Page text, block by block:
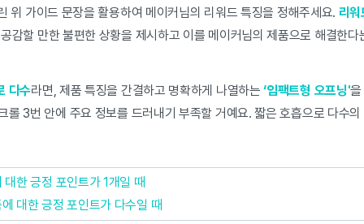
위 가이드 문장을 활용하여 메이커님의 리워드 특징을 정해주세요. 리
감할 만한 불편한 상황을 제시하고 이를 메이커님의 제품으로 해결한다
다수라면, 제품 특징을 간결하고 명확하게 나열하는‘임팩트형 오프닝'
롤 3번 안에 주요 정보를 드러내기 부족할 거예요. 짧은 호흡으로 다수
한 긍정 포인트가 1개일 때
대한 긍정 포인트가 다수일 때